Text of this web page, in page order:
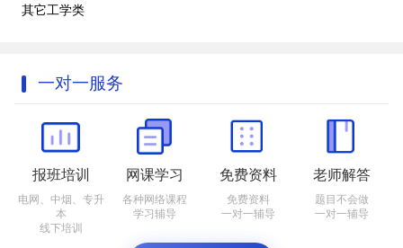
其它工学类
一对一服务
报班培训
电网、中烟、专升
本
线下培训
网课学习
各种网络课程
学习辅导
免费资料
免费资料
一对一辅导
老师解答
题目不会做
一对一辅导